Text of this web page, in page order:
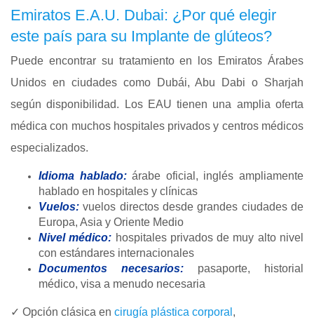
Emiratos E.A.U. Dubai: ¿Por qué elegir
este país para su Implante de glúteos?
Puede encontrar su tratamiento en los Emiratos Árabes
Unidos en ciudades como Dubái, Abu Dabi o Sharjah
según disponibilidad. Los EAU tienen una amplia oferta
médica con muchos hospitales privados y centros médicos
especializados.
Idioma hablado:árabe oficial, inglés ampliamente
hablado en hospitales y clínicas
Vuelos:vuelos directos desde grandes ciudades de
Europa, Asia y Oriente Medio
Nivel médico: hospitales privados de muy alto nivel
con estándares internacionales
Documentos necesarios: pasaporte, historial
médico, visa a menudo necesaria
✓ Opción clásica en cirugía plástica corporal ,